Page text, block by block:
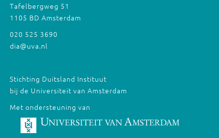
Tafelbergweg 51
1105 BD Amsterdam
020 525 3690
dia@uva.nl
Stichting Duitsland Instituut
bij de Universiteit van Amsterdam
Met ondersteuning van